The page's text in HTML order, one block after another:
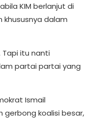
KIM berlanjut di
khususnya dalam
Tapi itu nanti
partai partai yang
Ismail
gerbong koalisi besar,